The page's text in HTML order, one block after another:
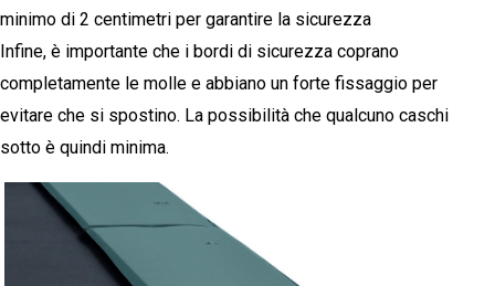
minimo di 2 centimetri per garantire la sicurezza
Infine, è importante che i bordi di sicurezza coprano
completamente le molle e abbiano un forte fissaggio per
evitare che si spostino. La possibilità che qualcuno caschi
sotto è quindi minima.